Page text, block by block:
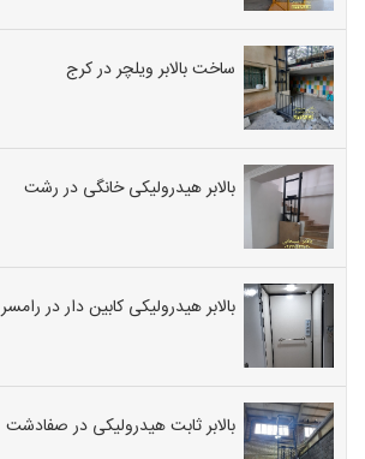
ساخت بالابر ویلچر در کرج
بالابر هیدرولیکی خانگی در رشت
بالابر هیدرولیکی کابین دار در رامسر
بالابر ثابت هیدرولیکی در صفادشت